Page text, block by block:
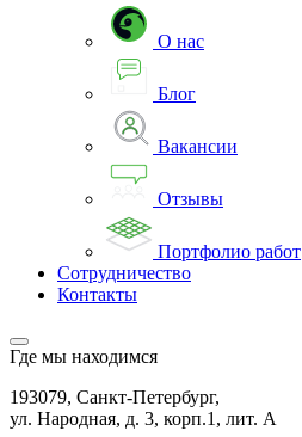
О нас
Блог
Вакансии
Отзывы
Портфолио работ
Сотрудничество
Контакты
Где мы находимся
193079, Санкт-Петербург,
ул. Народная, д. 3, корп.1, лит. А